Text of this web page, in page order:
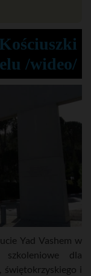
/wideo/
Yad Vashem w
szkoleniowe dla
świętokrzyskiego i